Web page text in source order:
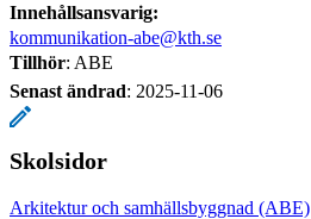
Innehållsansvarig:
kommunikation-abe@kth.se
Tillhör: ABE
Senast ändrad: 2025-11-06
Skolsidor
Arkitektur och samhällsbyggnad (ABE)